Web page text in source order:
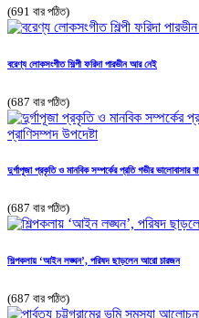
(691 বার পঠিত)
বরেণ্য লোকসংগীত শিল্পী ফরিদা পারভীন আর নেই
(687 বার পঠিত)
দুর্গাপূজা প্রকৃতি ও মানবিক সম্পর্কের প্রতি গভীর ভালোবাসার
(687 বার পঠিত)
শিল্পকলায় ‘আইন লঙ্ঘন’, পরিষদ ছাড়লেন আরো চারজন
(687 বার পঠিত)